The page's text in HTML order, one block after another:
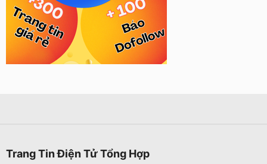
Trang Tin Điện Tử Tổng Hợp